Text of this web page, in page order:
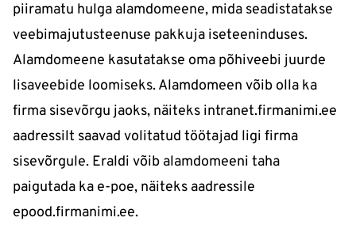
piiramatu hulga alamdomeene, mida seadistatakse
veebimajutusteenuse pakkuja iseteeninduses.
Alamdomeene kasutatakse oma põhiveebi juurde
lisaveebide loomiseks. Alamdomeen võib olla ka
firma sisevõrgu jaoks, näiteks intranet.firmanimi.ee
aadressilt saavad volitatud töötajad ligi firma
sisevõrgule. Eraldi võib alamdomeeni taha
paigutada ka e-poe, näiteks aadressile
epood.firmanimi.ee.